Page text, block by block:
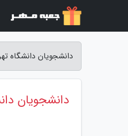
دانشجویان دانشگاه
دانشجویان